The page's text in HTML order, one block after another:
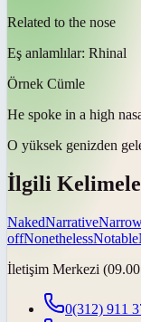
Related to the nose
Eş anlamlılar: Rhinal
Örnek Cümle
He spoke in a high
O yüksek genizden
İlgili
NakedNarrative
offNonethelessNotable
İletişim Merkezi
0(312) 911